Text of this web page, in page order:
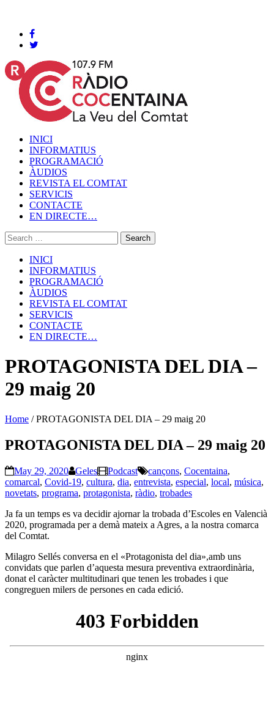
INICI
INFORMATIUS
PROGRAMACIÓ
ÀUDIOS
REVISTA EL COMTAT
SERVICIS
CONTACTE
EN DIRECTE…
INICI
INFORMATIUS
PROGRAMACIÓ
ÀUDIOS
REVISTA EL COMTAT
SERVICIS
CONTACTE
EN DIRECTE…
PROTAGONISTA DEL DIA –
29 maig 20
Home /PROTAGONISTA DEL DIA – 29 maig 20
PROTAGONISTA DEL DIA – 29 maig 20
May 29, 2020 Geles Podcast cançons, Cocentaina,
comarcal, Covid-19, cultura, dia, entrevista, especial, local, música,
novetats, programa, protagonista, ràdio, trobades
Ja fa un temps es va decidir ajornar la trobada d’Escoles en Valencià
2020, programada per a demà mateix a Agres, a la nostra comarca
del Comtat.
Milagro Sellés conversa en el «Protagonista del dia»,amb uns
convidats que parlen d’aquesta mesura preventiva extraordinària,
donat el caràcter multitudinari que tenen les trobades i que
congreguen milers de persones en cada edició.